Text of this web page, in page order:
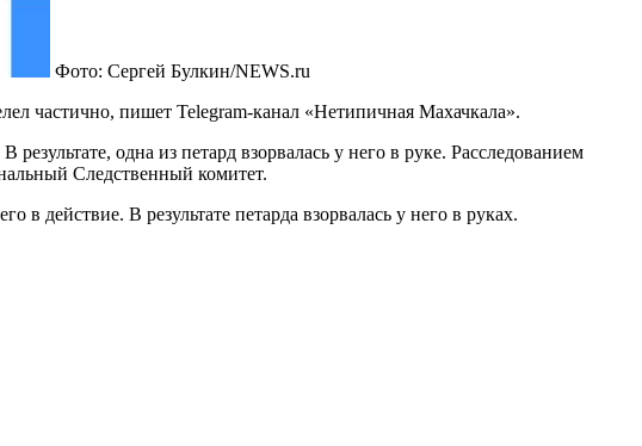
Фото: Сергей Булкин/NEWS.ru
частично, пишет Telegram-канал «Нетипичная Махачкала».
одна из петард взорвалась у него в руке. Расследованием
Следственный комитет.
действие. В результате петарда взорвалась у него в руках.